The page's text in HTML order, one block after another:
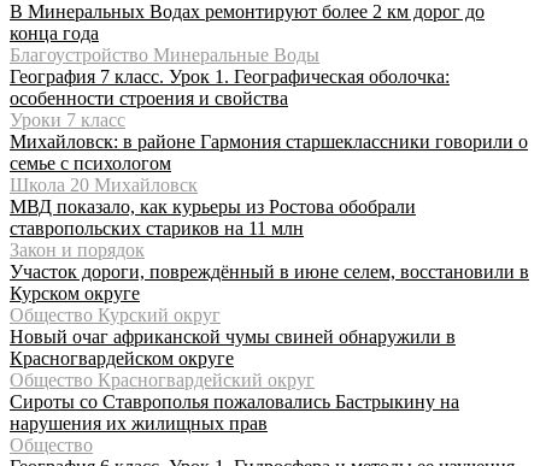
В Минеральных Водах ремонтируют более 2 км дорог до
конца года
Благоустройство Минеральные Воды
География 7 класс. Урок 1. Географическая оболочка:
особенности строения и свойства
Уроки 7 класс
Михайловск: в районе Гармония старшеклассники говорили о
семье с психологом
Школа 20 Михайловск
МВД показало, как курьеры из Ростова обобрали
ставропольских стариков на 11 млн
Закон и порядок
Участок дороги, повреждённый в июне селем, восстановили в
Курском округе
Общество Курский округ
Новый очаг африканской чумы свиней обнаружили в
Красногвардейском округе
Общество Красногвардейский округ
Сироты со Ставрополья пожаловались Бастрыкину на
нарушения их жилищных прав
Общество